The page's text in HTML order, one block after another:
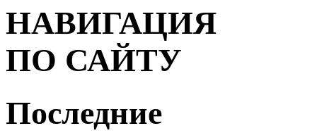
НАВИГАЦИЯ
ПО САЙТУ
Последние